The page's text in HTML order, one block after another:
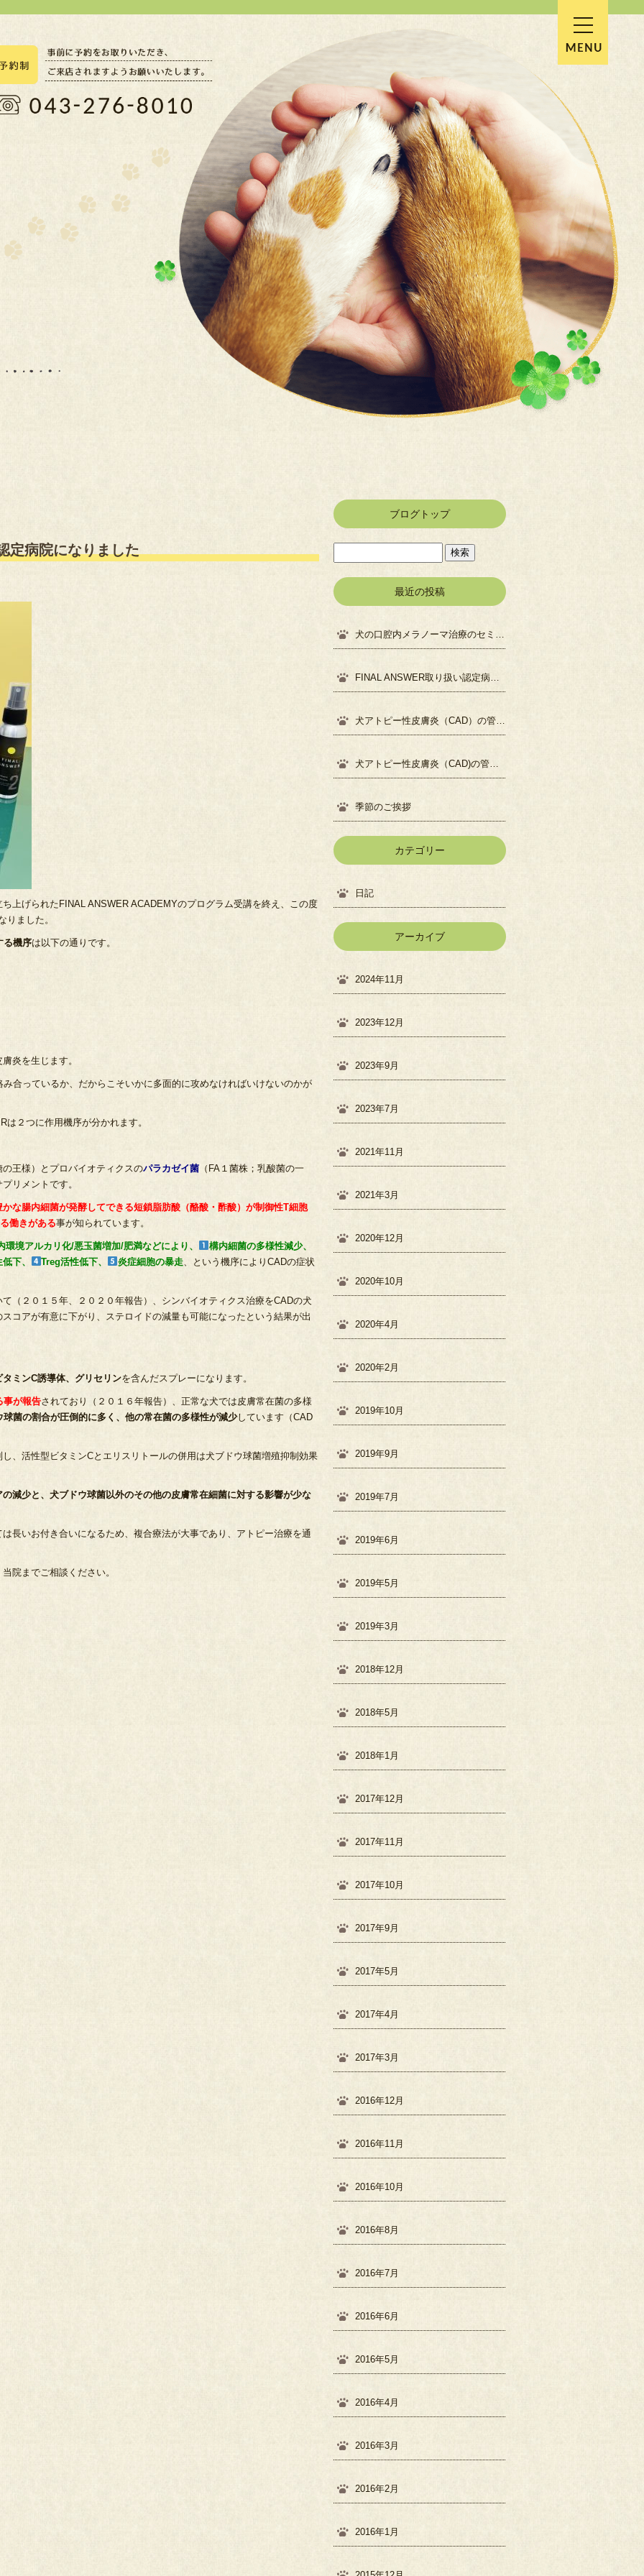
定病院になりました
上げられたFINAL ANSWER ACADEMYのプログラム受講を終え、この度
りました。
る機序は以下の通りです。
炎を生じます。
合っているか、だからこそいかに多面的に攻めなければいけないのかが
２つに作用機序が分かれます。
の王様）とプロバイオティクスのパラカゼイ菌 （FA１菌株；乳酸菌の一
リメントです。
な腸内細菌が発酵してできる短鎖脂肪酸（酪酸・酢酸）が制御性T細胞
働きがある事が知られています。
境アルカリ化/悪玉菌増加/肥満などにより、
構内細菌の多様性減少、
下、
Treg活性低下、 炎症細胞の暴走、という機序によりCADの症状
（２０１５年、２０２０年報告）、シンバイオティクス治療をCADの犬
コアが有意に下がり、ステロイドの減量も可能になったという結果が出
ミンC誘導体、グリセリンを含んだスプレーになります。
事が報告されており（２０１６年報告）、正常な犬では皮膚常在菌の多様
菌の割合が圧倒的に多く、他の常在菌の多様性が減少しています（CAD
、活性型ビタミンCとエリスリトールの併用は犬ブドウ球菌増殖抑制効果
減少と、犬ブドウ球菌以外のその他の皮膚常在細菌に対する影響が少な
長いお付き合いになるため、複合療法が大事であり、アトピー治療を通
院までご相談ください。
ブログトップ
最近の投稿
犬の口腔内メラノーマ治療のセミナーに参加してきました
FINAL ANSWER取り扱い認定病院になりました
犬アトピー性皮膚炎（CAD）の管理について②
犬アトピー性皮膚炎（CAD)の管理について①
季節のご挨拶
カテゴリー
日記
アーカイブ
2024年11月
2023年12月
2023年9月
2023年7月
2021年11月
2021年3月
2020年12月
2020年10月
2020年4月
2020年2月
2019年10月
2019年9月
2019年7月
2019年6月
2019年5月
2019年3月
2018年12月
2018年5月
2018年1月
2017年12月
2017年11月
2017年10月
2017年9月
2017年5月
2017年4月
2017年3月
2016年12月
2016年11月
2016年10月
2016年8月
2016年7月
2016年6月
2016年5月
2016年4月
2016年3月
2016年2月
2016年1月